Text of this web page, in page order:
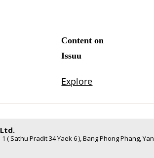
( Sathu Pradit 34 Yaek 6 ), Bang Phong Phang, Yan